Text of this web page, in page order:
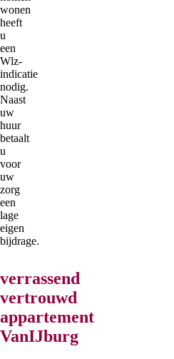
wonen
heeft
u
een
Wlz-
indicatie
nodig.
Naast
uw
huur
betaalt
u
voor
uw
zorg
een
lage
eigen
bijdrage.
verrassend
vertrouwd
appartement
VanIJburg